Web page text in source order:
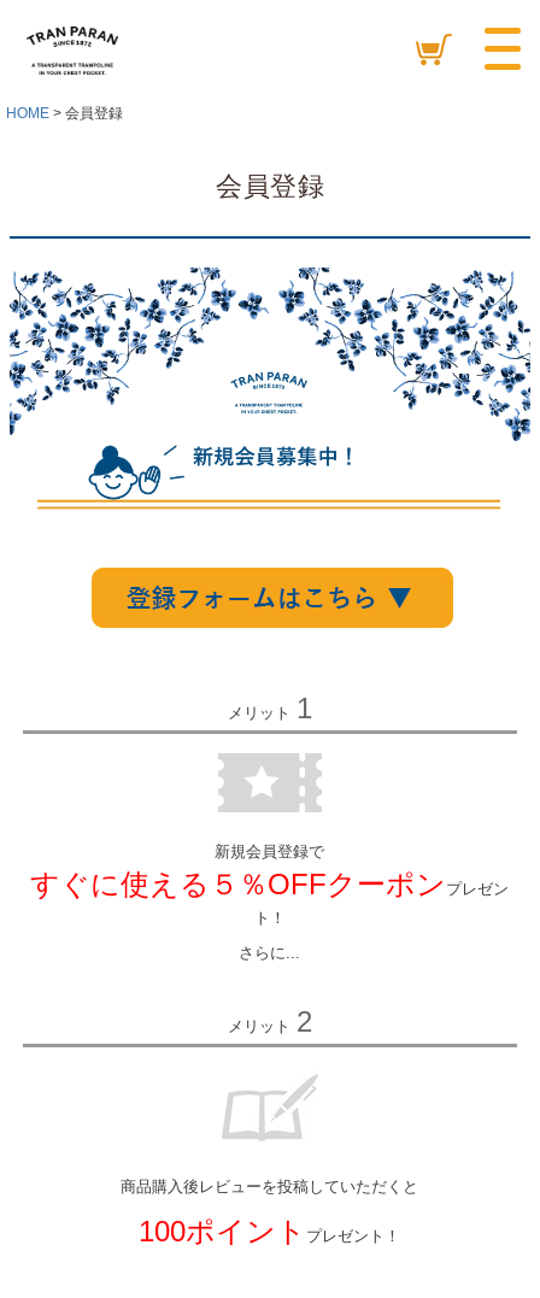
HOME 会員登録
会員登録
メリット 1
新規会員登録で
すぐに使える５％OFFクーポン プレゼン
ト！
さらに...
メリット 2
商品購入後レビューを投稿していただくと
100ポイント プレゼント！